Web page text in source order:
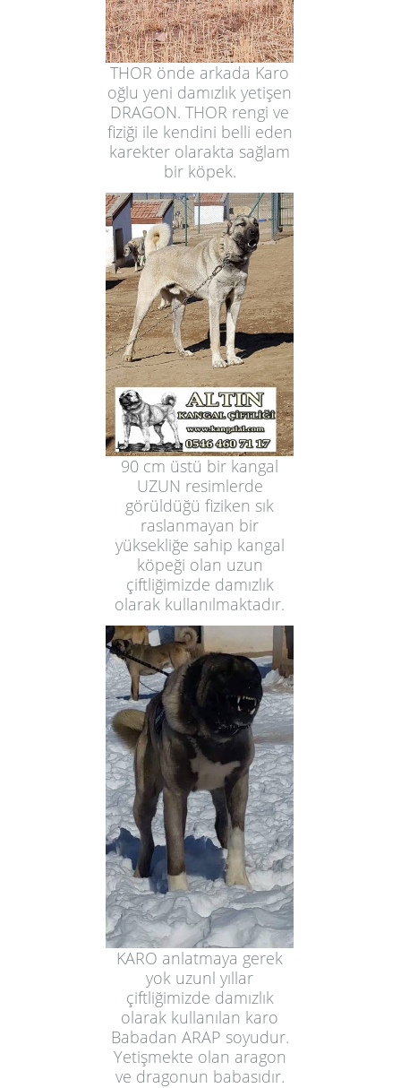
THOR önde arkada Karo
oğlu yeni damızlık yetişen
DRAGON. THOR rengi ve
fiziği ile kendini belli eden
karekter olarakta sağlam
bir köpek.
90 cm üstü bir kangal
UZUN resimlerde
görüldüğü fiziken sık
raslanmayan bir
yüksekliğe sahip kangal
köpeği olan uzun
çiftliğimizde damızlık
olarak kullanılmaktadır.
KARO anlatmaya gerek
yok uzunl yıllar
çiftliğimizde damızlık
olarak kullanılan karo
Babadan ARAP soyudur.
Yetişmekte olan aragon
ve dragonun babasıdır.